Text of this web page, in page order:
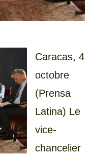
Caracas, 4
octobre
(Prensa
Latina) Le
vice-
chancelier